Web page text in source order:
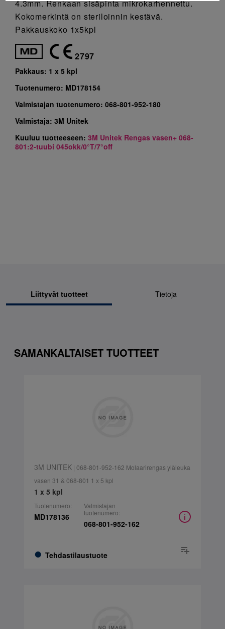
4.3mm. Renkaan sisäpinta mikrokarhennettu.
Kokomerkintä on steriloinnin kestävä.
Pakkauskoko 1x5kpl
2797
Pakkaus: 1 x 5 kpl
Tuotenumero: MD178154
Valmistajan tuotenumero: 068-801-952-180
Valmistaja: 3M Unitek
Kuuluu tuotteeseen: 3M Unitek Rengas vasen+ 068-
801:2-tuubi 045okk/0°T/7°off
Liittyvät tuotteet Tietoja
SAMANKALTAISET TUOTTEET
3M UNITEK| 068-801-952-162 Molaarirengas yläleuka
vasen 31 & 068-801 1 x 5 kpl
1 x 5 kpl
Tuotenumero:
MD178136
Tehdastilaustuote
Valmistajan
tuotenumero:
068-801-952-162